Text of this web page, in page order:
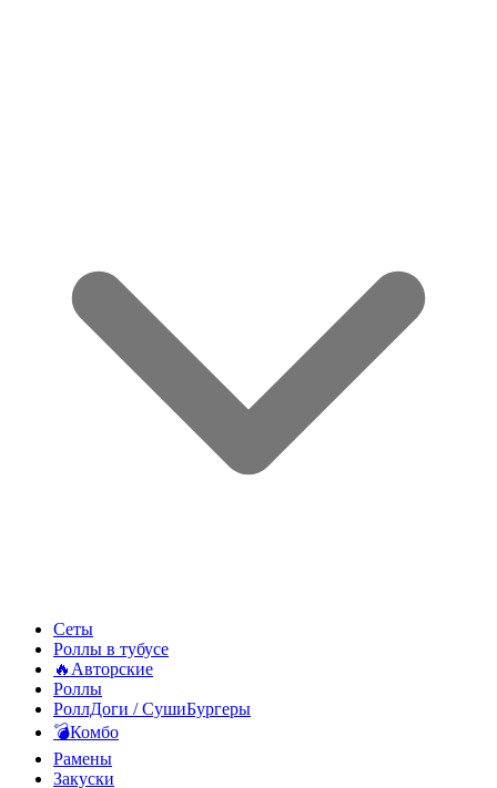
Сеты
Роллы в тубусе
🔥Авторские
Роллы
РоллДоги / СушиБургеры
💣Комбо
Рамены
Закуски